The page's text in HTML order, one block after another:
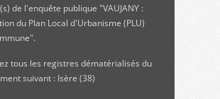
de l'enquête publique "VAUJANY :
du Plan Local d'Urbanisme (PLU)
tous les registres dématérialisés du
suivant : Isère (38)